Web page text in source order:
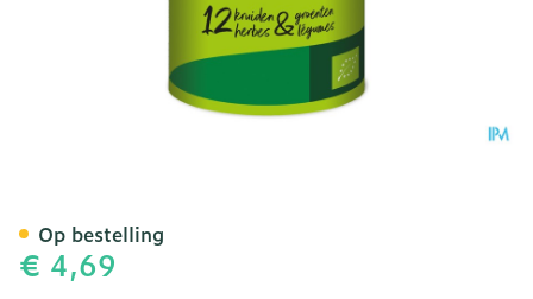
€ 4,69
Op bestelling